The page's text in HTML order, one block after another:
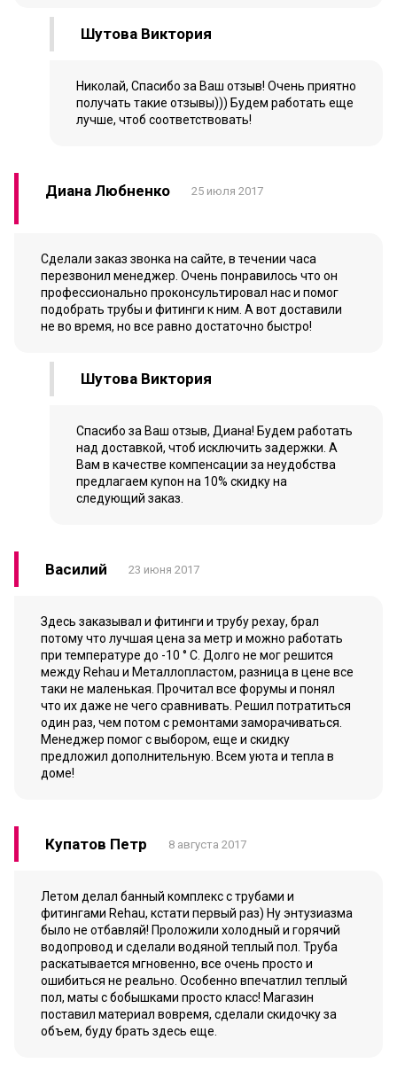
Шутова Виктория
Николай, Спасибо за Ваш отзыв! Очень приятно
получать такие отзывы))) Будем работать еще
лучше, чтоб соответствовать!
Диана Любненко 25 июля 2017
Сделали заказ звонка на сайте, в течении часа
перезвонил менеджер. Очень понравилось что он
профессионально проконсультировал нас и помог
подобрать трубы и фитинги к ним. А вот доставили
не во время, но все равно достаточно быстро!
Шутова Виктория
Спасибо за Ваш отзыв, Диана! Будем работать
над доставкой, чтоб исключить задержки. А
Вам в качестве компенсации за неудобства
предлагаем купон на 10% скидку на
следующий заказ.
Василий 23 июня 2017
Здесь заказывал и фитинги и трубу рехау, брал
потому что лучшая цена за метр и можно работать
при температуре до -10 ° С. Долго не мог решится
между Rehau и Металлопластом, разница в цене все
таки не маленькая. Прочитал все форумы и понял
что их даже не чего сравнивать. Решил потратиться
один раз, чем потом с ремонтами заморачиваться.
Менеджер помог с выбором, еще и скидку
предложил дополнительную. Всем уюта и тепла в
доме!
Купатов Петр 8 августа 2017
Летом делал банный комплекс с трубами и
фитингами Rehau, кстати первый раз) Ну энтузиазма
было не отбавляй! Проложили холодный и горячий
водопровод и сделали водяной теплый пол. Труба
раскатывается мгновенно, все очень просто и
ошибиться не реально. Особенно впечатлил теплый
пол, маты с бобышками просто класс! Магазин
поставил материал вовремя, сделали скидочку за
объем, буду брать здесь еще.